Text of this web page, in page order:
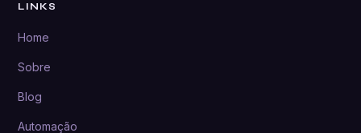
LINKS
Home
Sobre
Blog
Automação